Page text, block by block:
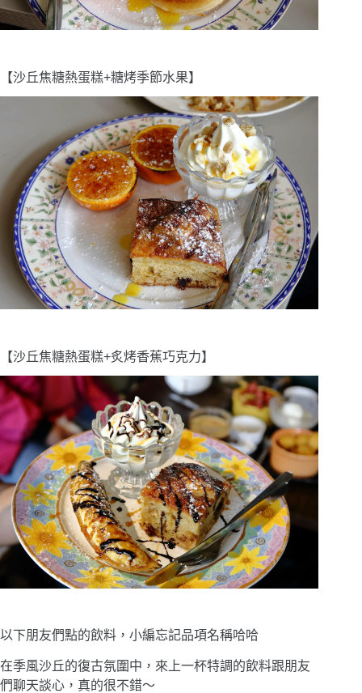
【沙丘焦糖熱蛋糕+糖烤季節水果】
【沙丘焦糖熱蛋糕+炙烤香蕉巧克力】
以下朋友們點的飲料，小編忘記品項名稱哈哈
在季風沙丘的復古氛圍中，來上一杯特調的飲料跟朋友
們聊天談心，真的很不錯〜